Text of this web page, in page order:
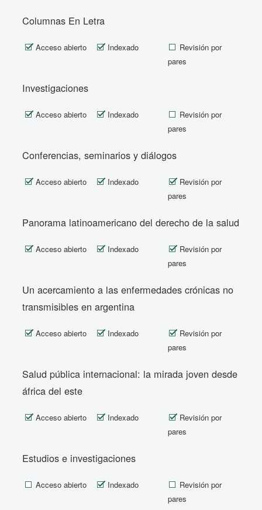
Columnas En Letra
Acceso abierto Indexado
Revisión por
pares
Investigaciones
Acceso abierto Indexado
Revisión por
pares
Conferencias, seminarios y diálogos
Acceso abierto Indexado
Revisión por
pares
Panorama latinoamericano del derecho de la salud
Acceso abierto Indexado
Revisión por
pares
Un acercamiento a las enfermedades crónicas no
transmisibles en argentina
Acceso abierto Indexado
Revisión por
pares
Salud pública internacional: la mirada joven desde
áfrica del este
Acceso abierto Indexado
Revisión por
pares
Estudios e investigaciones
Acceso abierto Indexado
Revisión por
pares